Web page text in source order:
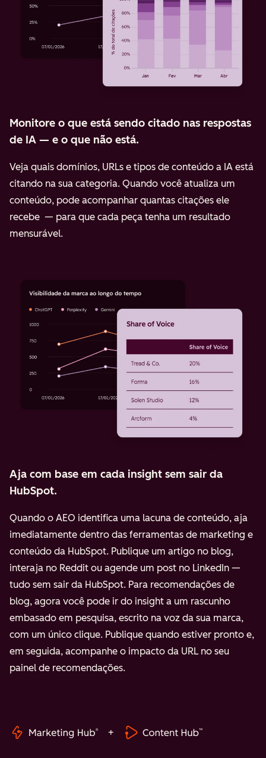
Monitore o que está sendo citado nas respostas
de IA — e o que não está.
Veja quais domínios, URLs e tipos de conteúdo a IA está
citando na sua categoria. Quando você atualiza um
conteúdo, pode acompanhar quantas citações ele
recebe — para que cada peça tenha um resultado
mensurável.
Aja com base em cada insight sem sair da
HubSpot.
Quando o AEO identifica uma lacuna de conteúdo, aja
imediatamente dentro das ferramentas de marketing e
conteúdo da HubSpot. Publique um artigo no blog,
interaja no Reddit ou agende um post no LinkedIn —
tudo sem sair da HubSpot. Para recomendações de
blog, agora você pode ir do insight a um rascunho
embasado em pesquisa, escrito na voz da sua marca,
com um único clique. Publique quando estiver pronto e,
em seguida, acompanhe o impacto da URL no seu
painel de recomendações.
+